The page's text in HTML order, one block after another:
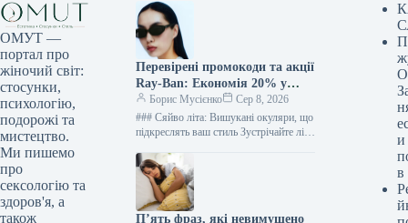
ОМУТ —
портал про
жіночий світ:
стосунки,
психологію,
подорожі та
мистецтво.
Ми пишемо
про
сексологію та
здоров'я, а
також
Перевірені промокоди та акції
Ray-Ban: Економія 20% у
серпні 2026
Борис Мусієнко
Сер 8, 2026
### Сяйво літа: Вишукані окуляри, що
підкреслять ваш стиль Зустрічайте літо
елегантність бездоганним аксесуаром.
Класика,…
П’ять фраз, які невимушено
и
в